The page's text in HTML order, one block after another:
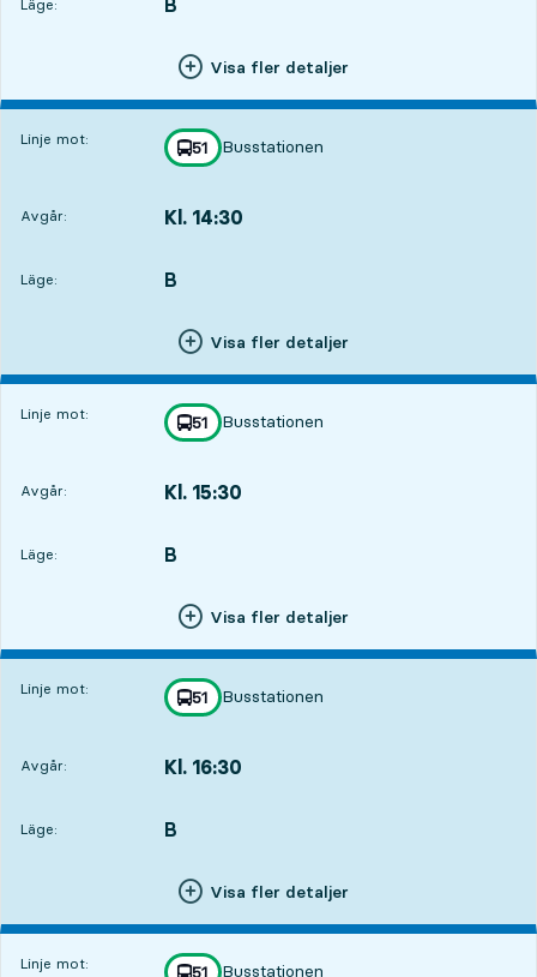
Läge:
LÄGE,
,
Visa fler detaljer
Linje mot: linje
51
mot
Busstationen
,
Avgår: Kl. 14:30
Läge:
LÄGE, B
,
Visa fler detaljer
Linje mot: linje
51
mot
Busstationen
,
Avgår: Kl. 15:30
Läge:
LÄGE, B
,
Visa fler detaljer
Linje mot: linje
51
mot
Busstationen
,
Avgår: Kl. 16:30
Läge:
LÄGE, B
,
Visa fler detaljer
Linje mot: linje
51 Busstationen